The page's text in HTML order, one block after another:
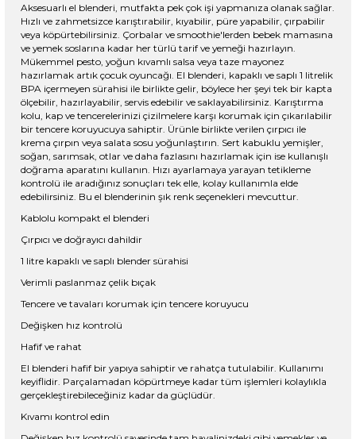
Aksesuarlı el blenderi, mutfakta pek çok işi yapmanıza olanak sağlar.
Hızlı ve zahmetsizce karıştırabilir, kıyabilir, püre yapabilir, çırpabilir
veya köpürtebilirsiniz. Çorbalar ve smoothie'lerden bebek mamasına
ve yemek soslarına kadar her türlü tarif ve yemeği hazırlayın.
Mükemmel pesto, yoğun kıvamlı salsa veya taze mayonez
hazırlamak artık çocuk oyuncağı. El blenderi, kapaklı ve saplı 1 litrelik
BPA içermeyen sürahisi ile birlikte gelir, böylece her şeyi tek bir kapta
ölçebilir, hazırlayabilir, servis edebilir ve saklayabilirsiniz. Karıştırma
kolu, kap ve tencerelerinizi çizilmelere karşı korumak için çıkarılabilir
bir tencere koruyucuya sahiptir. Ürünle birlikte verilen çırpıcı ile
krema çırpın veya salata sosu yoğunlaştırın. Sert kabuklu yemişler,
soğan, sarımsak, otlar ve daha fazlasını hazırlamak için ise kullanışlı
doğrama aparatını kullanın. Hızı ayarlamaya yarayan tetikleme
kontrolü ile aradığınız sonuçları tek elle, kolay kullanımla elde
edebilirsiniz. Bu el blenderinin şık renk seçenekleri mevcuttur.
Kablolu kompakt el blenderi
Çırpıcı ve doğrayıcı dahildir
1 litre kapaklı ve saplı blender sürahisi
Verimli paslanmaz çelik bıçak
Tencere ve tavaları korumak için tencere koruyucu
Değişken hız kontrolü
Hafif ve rahat
El blenderi hafif bir yapıya sahiptir ve rahatça tutulabilir. Kullanımı
keyiflidir. Parçalamadan köpürtmeye kadar tüm işlemleri kolaylıkla
gerçekleştirebileceğiniz kadar da güçlüdür.
Kıvamı kontrol edin